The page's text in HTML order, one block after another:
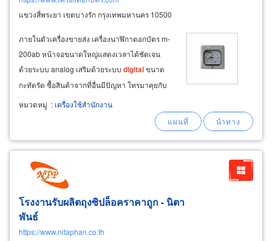
แขวงสี่พระยา เขตบางรัก กรุงเทพมหานคร 10500
ภายในตัวเครื่อง ​ ขายส่ง เครื่องนาฬิกาตอกบัตร m-
200ab หน้าจอขนาดใหญ่แสดงเวลาได้ชัดเจน
ด้วยระบบ analog เสริมด้วยระบบ digitalขนาด
กะทัดรัด ซื้อสินค้าจากที่อื่นมีปัญหา โทรมาคุยกับ
เรา สั่งซื้อสินค้า โทรเลย : 02-266-9892, 02-266-
9894, 02-631-7858, 02-631-5140 081-849-
หมวดหมู่ : เครื่องใช้สำนักงาน
โรงงานรับผลิตถุงซิปล็อคราคาถูก - นิตา
พันธ์
https://www.nitaphan.co.th